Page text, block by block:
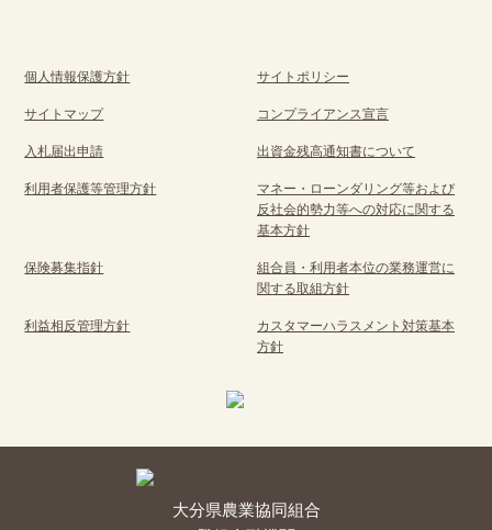
個人情報保護方針 サイトポリシー
サイトマップ コンプライアンス宣言
入札届出申請 出資金残高通知書について
利用者保護等管理方針
マネー・ローンダリング等および
反社会的勢力等への対応に関する
基本方針
保険募集指針
組合員・利用者本位の業務運営に
関する取組方針
利益相反管理方針
カスタマーハラスメント対策基本
方針
大分県農業協同組合